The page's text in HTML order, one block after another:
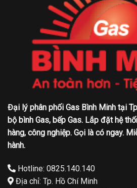
Đại lý phân phối Gas Bình Minh tại
bộ bình Gas, bếp Gas. Lắp đặt hệ
hàng, công nghiệp. Gọi là có ngay.
hành.
Hotline: 0825.140.140
Địa chỉ: Tp. Hồ Chí Minh